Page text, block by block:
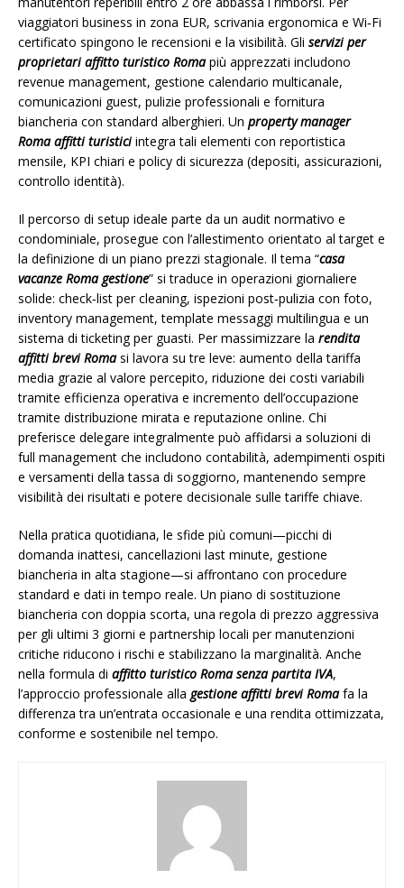
viaggiatori business in zona EUR, scrivania ergonomica e Wi‑Fi
certificato spingono le recensioni e la visibilità. Gli servizi per
proprietari affitto turistico Romapiù apprezzati includono
revenue management, gestione calendario multicanale,
comunicazioni guest, pulizie professionali e fornitura
biancheria con standard alberghieri. Un property manager
Roma affitti turisticiintegra tali elementi con reportistica
mensile, KPI chiari e policy di sicurezza (depositi, assicurazioni,
controllo identità).
Il percorso di setup ideale parte da un audit normativo e
condominiale, prosegue con l’allestimento orientato al target e
la definizione di un piano prezzi stagionale. Il tema “casa
vacanze Roma gestione” si traduce in operazioni giornaliere
solide: check‑list per cleaning, ispezioni post‑pulizia con foto,
inventory management, template messaggi multilingua e un
sistema di ticketing per guasti. Per massimizzare la rendita
affitti brevi Romasi lavora su tre leve: aumento della tariffa
media grazie al valore percepito, riduzione dei costi variabili
tramite efficienza operativa e incremento dell’occupazione
tramite distribuzione mirata e reputazione online. Chi
preferisce delegare integralmente può affidarsi a soluzioni di
full management che includono contabilità, adempimenti ospiti
e versamenti della tassa di soggiorno, mantenendo sempre
visibilità dei risultati e potere decisionale sulle tariffe chiave.
Nella pratica quotidiana, le sfide più comuni—picchi di
domanda inattesi, cancellazioni last minute, gestione
biancheria in alta stagione—si affrontano con procedure
standard e dati in tempo reale. Un piano di sostituzione
biancheria con doppia scorta, una regola di prezzo aggressiva
per gli ultimi 3 giorni e partnership locali per manutenzioni
critiche riducono i rischi e stabilizzano la marginalità. Anche
nella formula di affitto turistico Roma senza partita IVA,
l’approccio professionale alla gestione affitti brevi Romafa la
differenza tra un’entrata occasionale e una rendita ottimizzata,
conforme e sostenibile nel tempo.